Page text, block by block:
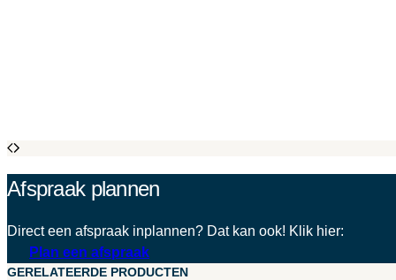
Afspraak plannen
Direct een afspraak inplannen? Dat kan ook! Klik hier:
Plan een afspraak
GERELATEERDE PRODUCTEN